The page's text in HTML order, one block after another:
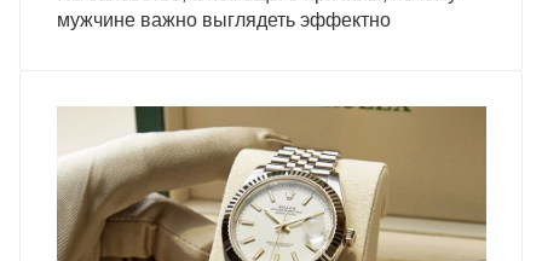
мужчине важно выглядеть эффектно